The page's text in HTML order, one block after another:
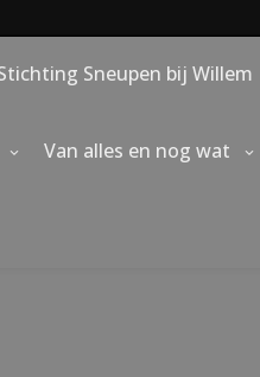
Sneupen bij Willem
Van alles en nog wat